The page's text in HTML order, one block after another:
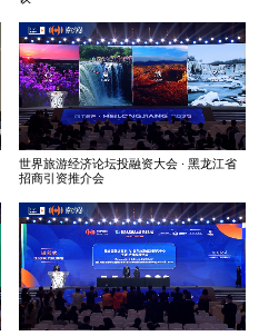
世界旅游经济论坛投融资大会 · 黑龙江省
招商引资推介会